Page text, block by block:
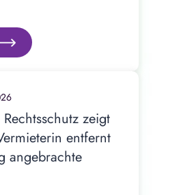
zeigt
entfernt
angebrachte